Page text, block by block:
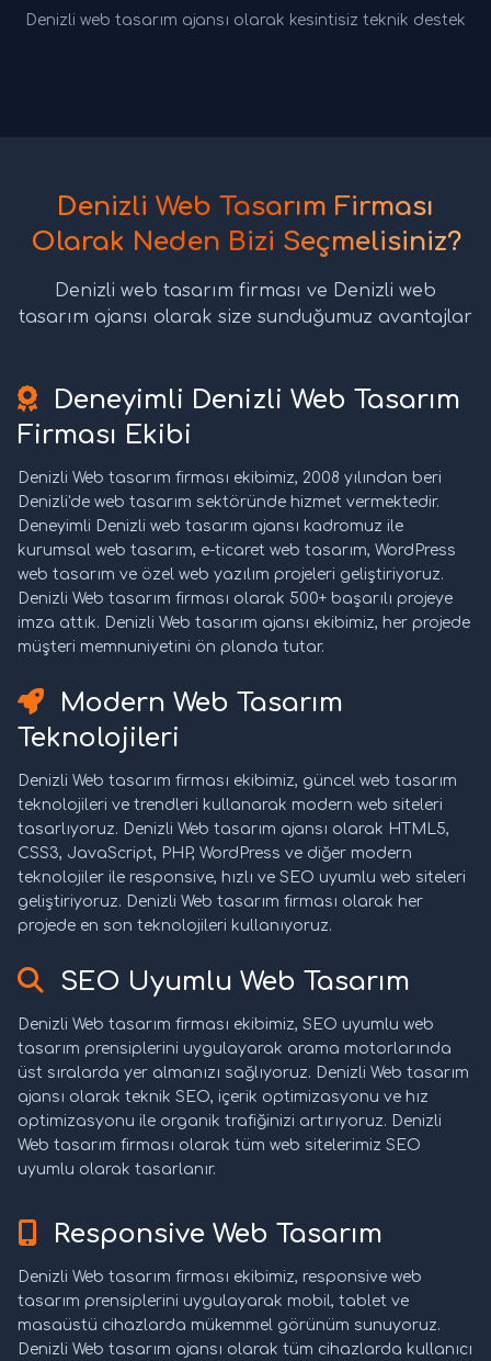
Denizli web tasarım ajansı olarak kesintisiz teknik destek
Denizli Web Tasarım Firması
Olarak Neden Bizi Seçmelisiniz?
Denizli web tasarım firması ve Denizli web
tasarım ajansı olarak size sunduğumuz avantajlar
Deneyimli Denizli Web Tasarım
Firması Ekibi
Denizli Web tasarım firması ekibimiz, 2008 yılından beri
Denizli'de web tasarım sektöründe hizmet vermektedir.
Deneyimli Denizli web tasarım ajansı kadromuz ile
kurumsal web tasarım, e-ticaret web tasarım, WordPress
web tasarım ve özel web yazılım projeleri geliştiriyoruz.
Denizli Web tasarım firması olarak 500+ başarılı projeye
imza attık. Denizli Web tasarım ajansı ekibimiz, her projede
müşteri memnuniyetini ön planda tutar.
Modern Web Tasarım
Teknolojileri
Denizli Web tasarım firması ekibimiz, güncel web tasarım
teknolojileri ve trendleri kullanarak modern web siteleri
tasarlıyoruz. Denizli Web tasarım ajansı olarak HTML5,
CSS3, JavaScript, PHP, WordPress ve diğer modern
teknolojiler ile responsive, hızlı ve SEO uyumlu web siteleri
geliştiriyoruz. Denizli Web tasarım firması olarak her
projede en son teknolojileri kullanıyoruz.
SEO Uyumlu Web Tasarım
Denizli Web tasarım firması ekibimiz, SEO uyumlu web
tasarım prensiplerini uygulayarak arama motorlarında
üst sıralarda yer almanızı sağlıyoruz. Denizli Web tasarım
ajansı olarak teknik SEO, içerik optimizasyonu ve hız
optimizasyonu ile organik trafiğinizi artırıyoruz. Denizli
Web tasarım firması olarak tüm web sitelerimiz SEO
uyumlu olarak tasarlanır.
Responsive Web Tasarım
Denizli Web tasarım firması ekibimiz, responsive web
tasarım prensiplerini uygulayarak mobil, tablet ve
masaüstü cihazlarda mükemmel görünüm sunuyoruz.
Denizli Web tasarım ajansı olarak tüm cihazlarda kullanıcı